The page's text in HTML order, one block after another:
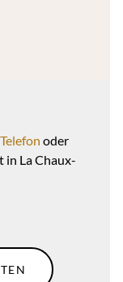
oder
in La Chaux-